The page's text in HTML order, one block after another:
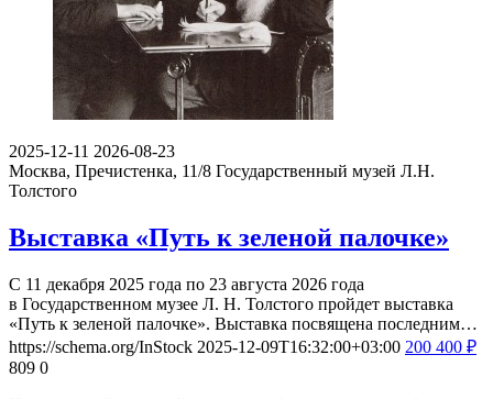
2025-12-11 2026-08-23
Москва, Пречистенка, 11/8 Государственный музей Л.Н.
Толстого
Выставка «Путь к зеленой палочке»
С 11 декабря 2025 года по 23 августа 2026 года
в Государственном музее Л. Н. Толстого пройдет выставка
«Путь к зеленой палочке». Выставка посвящена последним…
https://schema.org/InStock 2025-12-09T16:32:00+03:00 200 400 ₽
809 0